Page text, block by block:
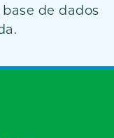
de dados